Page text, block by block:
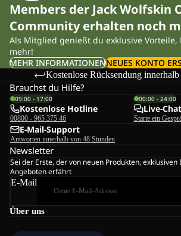
Members der Jack Wolfskin
Community erhalten noch
Als Mitglied genießt du exklusive Vorteile,
mehr!
MEHR INFORMATIONENNEUES KONTO
Kostenlose Rücksendung
Über uns
Brauchst du Hilfe?
09:00 - 17:00
Kostenlose Hotline
00800 - 965 375 46
00:00 - 24:00
Live-Chat
Starte ein
E-Mail-Support
Antworten innerhalb von 48 Stunden
Newsletter
Sei der Erste, der von neuen Produkten, exklusiven
Angeboten erfährt
E-Mail